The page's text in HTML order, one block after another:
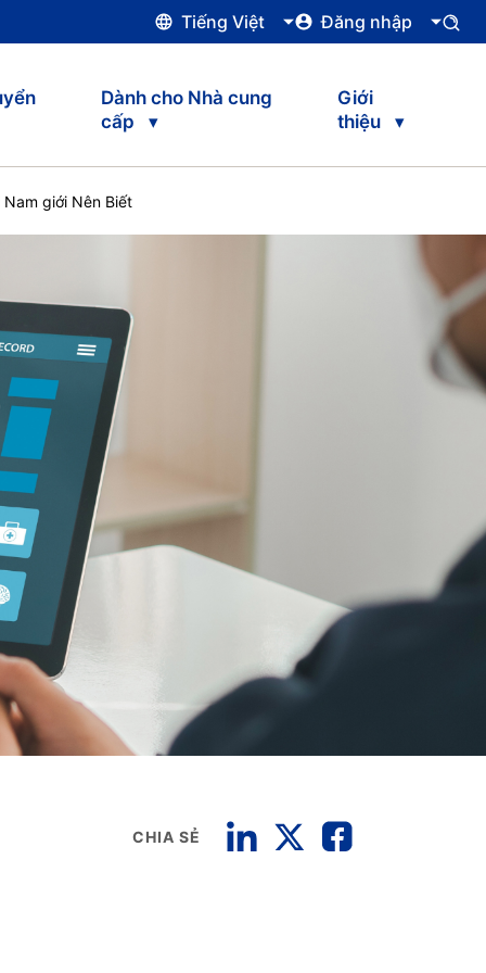
Tiếng Việt Đăng nhập
Dành cho Nhà cung
cấp
Giới
thiệu
giới Nên Biết
CHIA SẺ